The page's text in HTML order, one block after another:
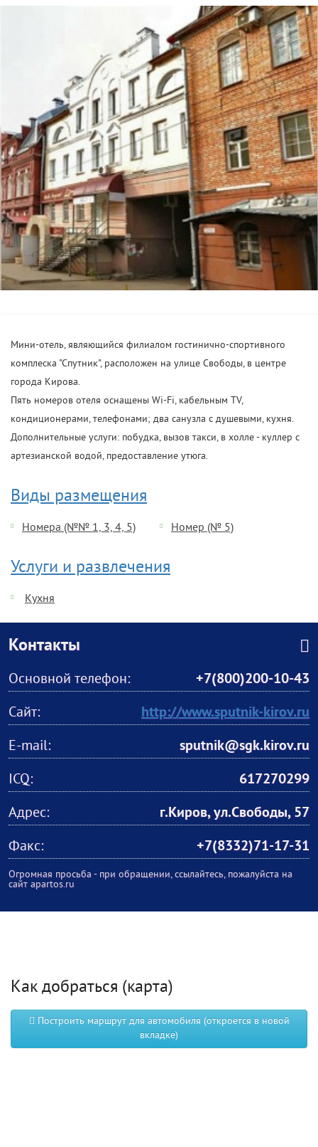
Мини-отель, являющийся филиалом гостинично-спортивного
комплеска "Спутник", расположен на улице Свободы, в центре
города Кирова.
Пять номеров отеля оснащены Wi-Fi, кабельным TV,
кондиционерами, телефонами; два санузла с душевыми, кухня.
Дополнительные услуги: побудка, вызов такси, в холле - куллер с
артезианской водой, предоставление утюга.
Виды размещения
Номера (№№ 1, 3, 4, 5) Номер (№ 5)
Услуги и развлечения
Кухня
Контакты
Основной телефон:
+7(800)200-10-43
Сайт:
http://www.sputnik-kirov.ru
E-mail:
sputnik@sgk.kirov.ru
ICQ:
617270299
Адрес:
г.Киров, ул.Свободы, 57
Факс:
+7(8332)71-17-31
Огромная просьба - при обращении, ссылайтесь, пожалуйста на
сайт apartos.ru
Как добраться (карта)
Построить маршрут для автомобиля (откроется в новой
вкладке)